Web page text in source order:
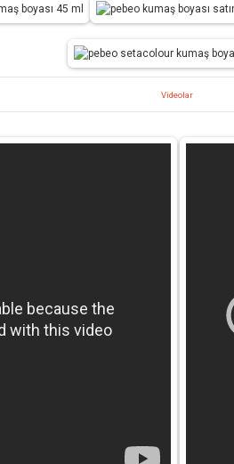
Videolar